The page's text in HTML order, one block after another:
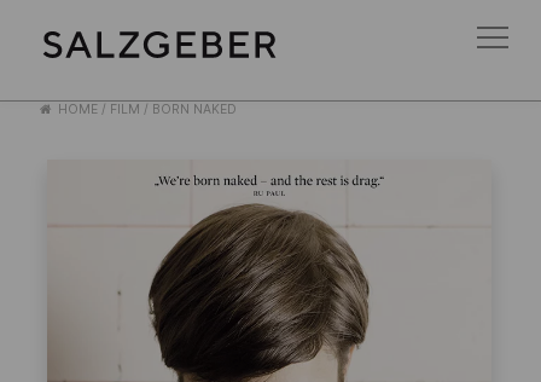
HOME/ FILM / BORN NAKED